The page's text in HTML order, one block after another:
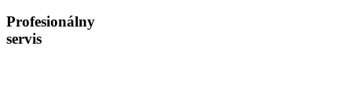
Profesionálny
servis